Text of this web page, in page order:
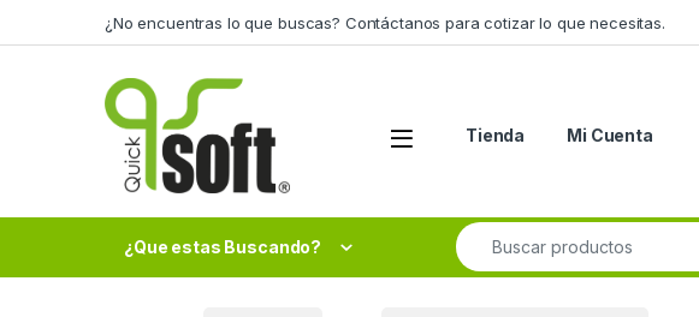
¿No encuentras lo que buscas? Contáctanos para cotizar lo que necesitas.
Tienda Mi Cuenta
¿Que estas Buscando?
Search for: